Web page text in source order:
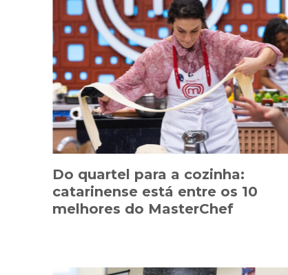
Do quartel para a cozinha:
catarinense está entre os 10
melhores do MasterChef